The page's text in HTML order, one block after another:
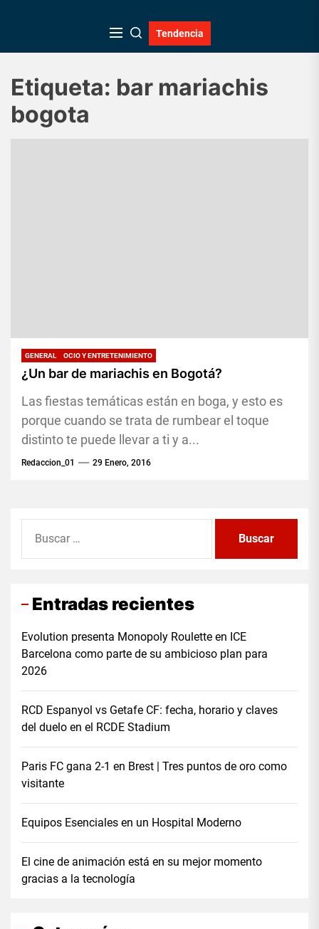
Tendencia
Etiqueta: bar mariachis
bogota
GENERAL OCIO Y ENTRETENIMIENTO
¿Un bar de mariachis en Bogotá?
Las fiestas temáticas están en boga, y esto es
porque cuando se trata de rumbear el toque
distinto te puede llevar a ti y a...
Redaccion_01 29 Enero, 2016
Entradas recientes
Evolution presenta Monopoly Roulette en ICE
Barcelona como parte de su ambicioso plan para
2026
RCD Espanyol vs Getafe CF: fecha, horario y claves
del duelo en el RCDE Stadium
Paris FC gana 2-1 en Brest | Tres puntos de oro como
visitante
Equipos Esenciales en un Hospital Moderno
El cine de animación está en su mejor momento
gracias a la tecnología